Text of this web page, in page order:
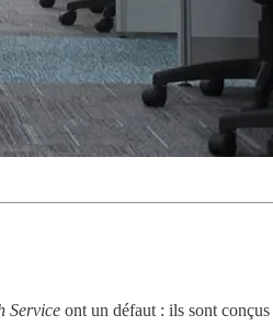
Service ont un défaut : ils sont